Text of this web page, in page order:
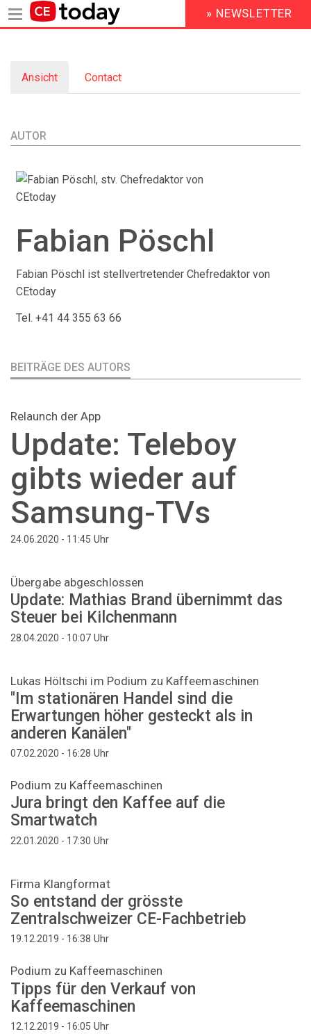
Inhalt
HEADER
MENU
» NEWSLETTER
Primary
Ansicht (aktiver
Reiter)
Contact
AUTOR
Fabian Pöschl
Fabian Pöschl ist stellvertretender Chefredaktor von
CEtoday
Tel. +41 44 355 63 66
BEITRÄGE DES AUTORS
Relaunch der App
Update: Teleboy
gibts wieder auf
Samsung-TVs
24.06.2020 - 11:45 Uhr
Übergabe abgeschlossen
Update: Mathias Brand übernimmt das
Steuer bei Kilchenmann
28.04.2020 - 10:07 Uhr
Lukas Höltschi im Podium zu Kaffeemaschinen
"Im stationären Handel sind die
Erwartungen höher gesteckt als in
anderen Kanälen"
07.02.2020 - 16:28 Uhr
Podium zu Kaffeemaschinen
Jura bringt den Kaffee auf die
Smartwatch
22.01.2020 - 17:30 Uhr
Firma Klangformat
So entstand der grösste
Zentralschweizer CE-Fachbetrieb
19.12.2019 - 16:38 Uhr
Podium zu Kaffeemaschinen
Tipps für den Verkauf von
Kaffeemaschinen
12.12.2019 - 16:05 Uhr